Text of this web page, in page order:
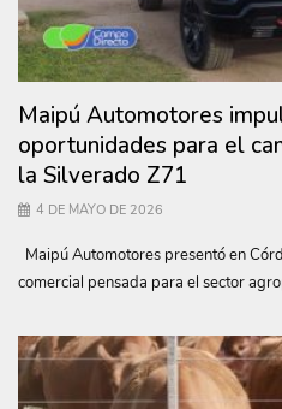
Maipú Automotores
oportunidades para el
la Silverado Z71
4 DE MAYO DE 2026
Maipú Automotores presentó en
comercial pensada para el sector